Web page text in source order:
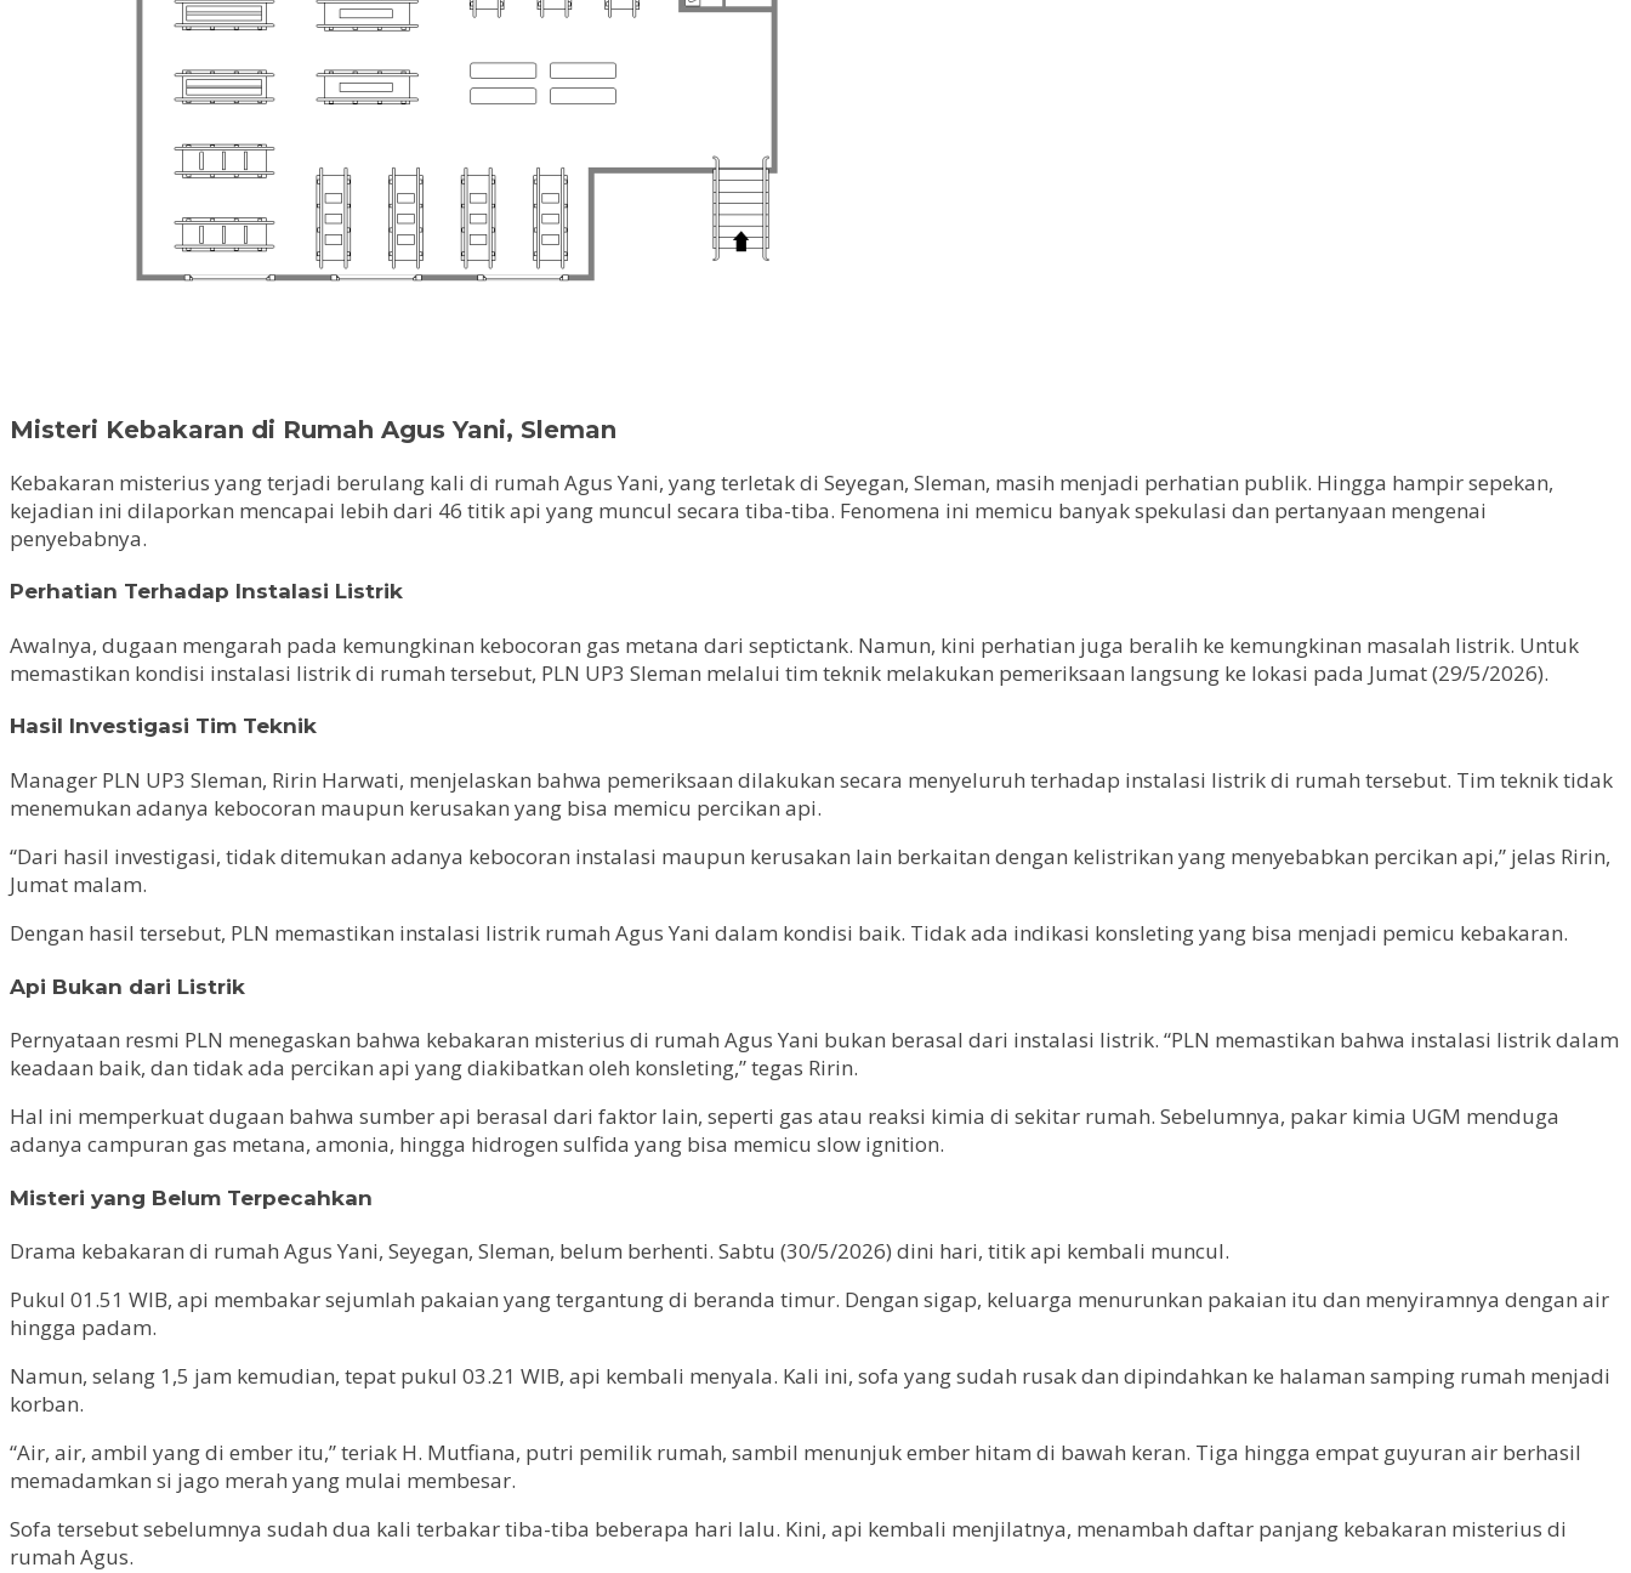
Misteri Kebakaran di Rumah Agus Yani, Sleman
Kebakaran misterius yang terjadi berulang kali di rumah Agus Yani, yang terletak di Seyegan, Sleman, masih menjadi perhatian publik. Hingga hampir sepekan,
kejadian ini dilaporkan mencapai lebih dari 46 titik api yang muncul secara tiba-tiba. Fenomena ini memicu banyak spekulasi dan pertanyaan mengenai
penyebabnya.
Perhatian Terhadap Instalasi Listrik
Awalnya, dugaan mengarah pada kemungkinan kebocoran gas metana dari septictank. Namun, kini perhatian juga beralih ke kemungkinan masalah listrik. Untuk
memastikan kondisi instalasi listrik di rumah tersebut, PLN UP3 Sleman melalui tim teknik melakukan pemeriksaan langsung ke lokasi pada Jumat (29/5/2026).
Hasil Investigasi Tim Teknik
Manager PLN UP3 Sleman, Ririn Harwati, menjelaskan bahwa pemeriksaan dilakukan secara menyeluruh terhadap instalasi listrik di rumah tersebut. Tim teknik tidak
menemukan adanya kebocoran maupun kerusakan yang bisa memicu percikan api.
“Dari hasil investigasi, tidak ditemukan adanya kebocoran instalasi maupun kerusakan lain berkaitan dengan kelistrikan yang menyebabkan percikan api,” jelas Ririn,
Jumat malam.
Dengan hasil tersebut, PLN memastikan instalasi listrik rumah Agus Yani dalam kondisi baik. Tidak ada indikasi konsleting yang bisa menjadi pemicu kebakaran.
Api Bukan dari Listrik
Pernyataan resmi PLN menegaskan bahwa kebakaran misterius di rumah Agus Yani bukan berasal dari instalasi listrik. “PLN memastikan bahwa instalasi listrik dalam
keadaan baik, dan tidak ada percikan api yang diakibatkan oleh konsleting,” tegas Ririn.
Hal ini memperkuat dugaan bahwa sumber api berasal dari faktor lain, seperti gas atau reaksi kimia di sekitar rumah. Sebelumnya, pakar kimia UGM menduga
adanya campuran gas metana, amonia, hingga hidrogen sulfida yang bisa memicu slow ignition.
Misteri yang Belum Terpecahkan
Drama kebakaran di rumah Agus Yani, Seyegan, Sleman, belum berhenti. Sabtu (30/5/2026) dini hari, titik api kembali muncul.
Pukul 01.51 WIB, api membakar sejumlah pakaian yang tergantung di beranda timur. Dengan sigap, keluarga menurunkan pakaian itu dan menyiramnya dengan air
hingga padam.
Namun, selang 1,5 jam kemudian, tepat pukul 03.21 WIB, api kembali menyala. Kali ini, sofa yang sudah rusak dan dipindahkan ke halaman samping rumah menjadi
korban.
“Air, air, ambil yang di ember itu,” teriak H. Mutfiana, putri pemilik rumah, sambil menunjuk ember hitam di bawah keran. Tiga hingga empat guyuran air berhasil
memadamkan si jago merah yang mulai membesar.
Sofa tersebut sebelumnya sudah dua kali terbakar tiba-tiba beberapa hari lalu. Kini, api kembali menjilatnya, menambah daftar panjang kebakaran misterius di
rumah Agus.